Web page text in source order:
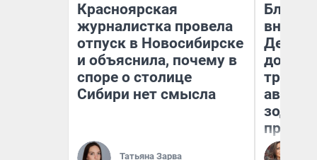
Красноярская
журналистка провела
отпуск в Новосибирске
и объяснила, почему в
споре о столице
Сибири нет смысла
Татьяна Зарва
Девам
траты:
август